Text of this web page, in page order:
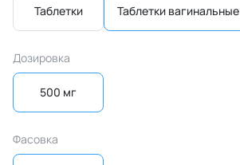
Таблетки Таблетки вагинальные
Дозировка
500 мг
Фасовка